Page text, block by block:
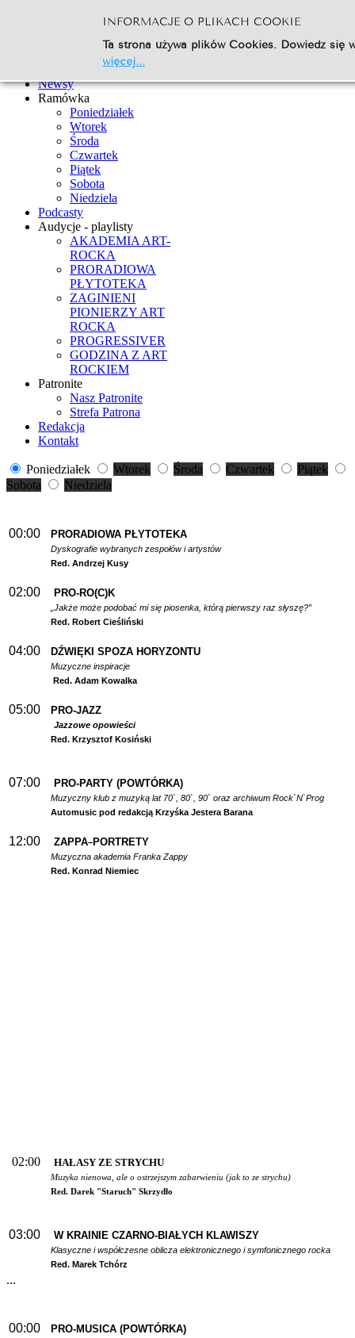
Go
Strona Główna
Newsy
Ramówka
Poniedziałek
Wtorek
Środa
Czwartek
Piątek
Sobota
Niedziela
Podcasty
Audycje - playlisty
AKADEMIA ART-
ROCKA
PRORADIOWA
PŁYTOTEKA
ZAGINIENI
PIONIERZY ART
ROCKA
PROGRESSIVER
GODZINA Z ART
ROCKIEM
Patronite
Nasz Patronite
Strefa Patrona
Redakcja
Kontakt
Poniedziałek Wtorek Środa Czwartek
Piątek
Sobota
Niedziela
00:00 PRORADIOWA PŁYTOTEKA
Dyskografie wybranych zespołów i artystów
Red. Andrzej Kusy
02:00 PRO-RO(C)K
„Jakże może podobać mi się piosenka, którą pierwszy raz słyszę?”
Red. Robert Cieśliński
04:00 DŹWIĘKI SPOZA HORYZONTU
Muzyczne inspiracje
Red. Adam Kowalka
05:00 PRO-JAZZ
Jazzowe opowieści
Red. Krzysztof Kosiński
07:00 PRO-PARTY (POWTÓRKA)
Muzyczny klub z muzyką lat 70`, 80`, 90` oraz archiwum Rock`N`Prog
Automusic pod redakcją Krzyśka Jestera Barana
12:00 ZAPPA–PORTRETY
Muzyczna akademia Franka Zappy
Red. Konrad Niemiec
02:00 HAŁASY ZE STRYCHU
Muzyka nienowa, ale o ostrzejszym zabarwieniu (jak to ze strychu)
Red. Darek "Staruch" Skrzydło
03:00 W KRAINIE CZARNO-BIAŁYCH KLAWISZY
Klasyczne i współczesne oblicza elektronicznego i symfonicznego rocka
Red. Marek Tchórz
...
00:00 PRO-MUSICA (POWTÓRKA)
INFORMACJE O PLIKACH COOKIE
Ta strona używa plików Cookies. Dowiedz
więcej...